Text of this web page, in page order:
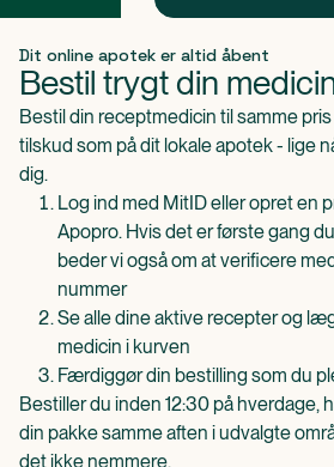
Dit online apotek er altid åbent
Bestil trygt din
Bestil din receptmedicin til samme
tilskud som på dit lokale apotek - lige
dig.
Log ind med MitID eller opret en
Apopro. Hvis det er første gang
beder vi også om at verificere
nummer
Se alle dine aktive recepter og
medicin i kurven
Færdiggør din bestilling som du
Bestiller du inden 12:30 på hverdage,
din pakke samme aften i udvalgte
det ikke nemmere.